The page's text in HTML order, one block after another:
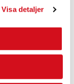
Visa detaljer